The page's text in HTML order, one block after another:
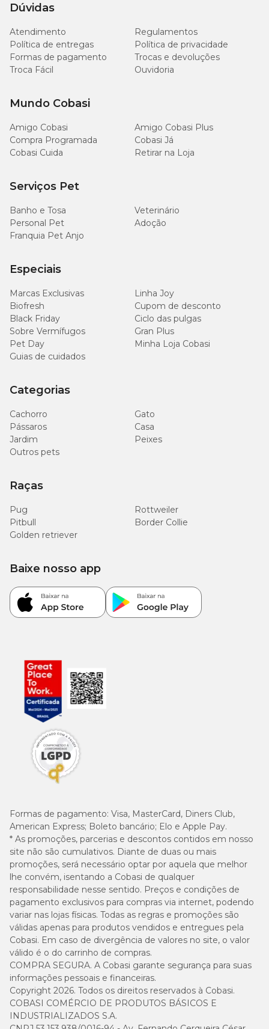
Dúvidas
Atendimento
Regulamentos
Política de entregas
Política de privacidade
Formas de pagamento
Trocas e devoluções
Troca Fácil
Ouvidoria
Mundo Cobasi
Amigo Cobasi
Amigo Cobasi Plus
Compra Programada
Cobasi Já
Cobasi Cuida
Retirar na Loja
Serviços Pet
Banho e Tosa
Veterinário
Personal Pet
Adoção
Franquia Pet Anjo
Especiais
Marcas Exclusivas
Linha Joy
Biofresh
Cupom de desconto
Black Friday
Ciclo das pulgas
Sobre Vermífugos
Gran Plus
Pet Day
Minha Loja Cobasi
Guias de cuidados
Categorias
Cachorro
Gato
Pássaros
Casa
Jardim
Peixes
Outros pets
Raças
Pug
Rottweiler
Pitbull
Border Collie
Golden retriever
Formas de pagamento: Visa, MasterCard, Diners Club,
American Express; Boleto bancário; Elo e Apple Pay.
* As promoções, parcerias e descontos contidos em nosso
site não são cumulativos. Diante de duas ou mais
promoções, será necessário optar por aquela que melhor
lhe convém, isentando a Cobasi de qualquer
responsabilidade nesse sentido. Preços e condições de
pagamento exclusivos para compras via internet, podendo
variar nas lojas físicas. Todas as regras e promoções são
válidas apenas para produtos vendidos e entregues pela
Cobasi. Em caso de divergência de valores no site, o valor
válido é o do carrinho de compras.
COMPRA SEGURA. A Cobasi garante segurança para suas
informações pessoais e financeiras.
Copyright 2026. Todos os direitos reservados à Cobasi.
COBASI COMÉRCIO DE PRODUTOS BÁSICOS E
INDUSTRIALIZADOS S.A.
Baixe nosso app